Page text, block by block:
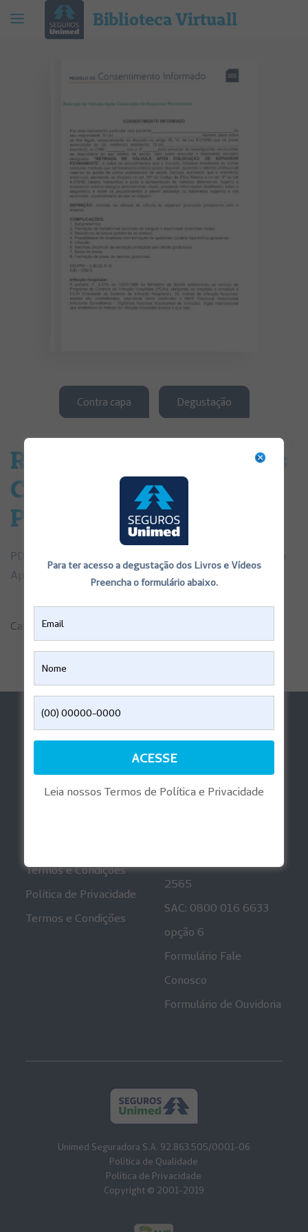
Biblioteca Virtuall
Contra capa Degustação
Retirada de Válvula Apos
Colocação de Expansor
Permanente
PDF de Consentimentos Informados Retirada de Válvula
Apos Colocação de Expansor Permanente
Categorias:
Ajuda
Perguntas Frequentes
Regulatórias
Reembolso Digital
Playlist Gravidez
Termos e Condições
Política de Privacidade
Termos e Condições
2565
SAC: 0800 016 6633
opção 6
Formulário Fale
Conosco
Formulário de Ouvidoria
Unimed Seguradora S.A. 92.863.505/0001-06
Política de Qualidade
Política de Privacidade
Copyright © 2001-2019
Para ter acesso a degustação dos Livros e Vídeos
Preencha o formulário abaixo.
Leia nossos Termos de Política e Privacidade